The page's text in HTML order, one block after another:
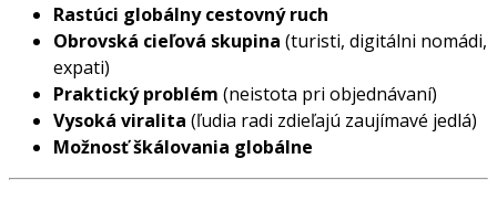
Rastúci globálny cestovný ruch
Obrovská cieľová skupina (turisti, digitálni nomádi,
expati)
Praktický problém (neistota pri objednávaní)
Vysoká viralita (ľudia radi zdieľajú zaujímavé jedlá)
Možnosť škálovania globálne